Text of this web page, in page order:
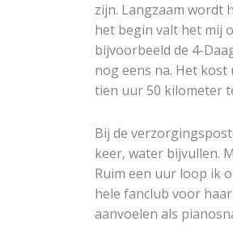
zijn. Langzaam wordt
het begin valt het mij
bijvoorbeeld de 4-
nog eens na. Het
tien uur 50 kilometer
Bij de
keer, water bijvullen.
Ruim een uur loop ik
hele fanclub voor
aanvoelen als